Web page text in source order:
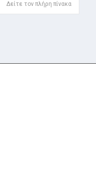
Δείτε τον πλήρη πίνακα